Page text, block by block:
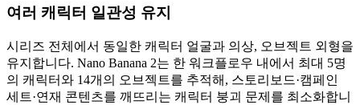
여러 캐릭터 일관성 유지
시리즈 전체에서 동일한 캐릭터 얼굴과 의상, 오브젝트 외형을
유지합니다. Nano Banana 2는 한 워크플로우 내에서 최대 5명
의 캐릭터와 14개의 오브젝트를 추적해, 스토리보드·캠페인
세트·연재 콘텐츠를 깨뜨리는 캐릭터 붕괴 문제를 최소화합니